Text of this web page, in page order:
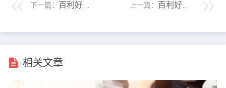
下一篇： 百利好：贵金属交易中心主要包含什么样的信息？ 上一篇： 百利好：现货黄金交易哪里开户？
相关文章